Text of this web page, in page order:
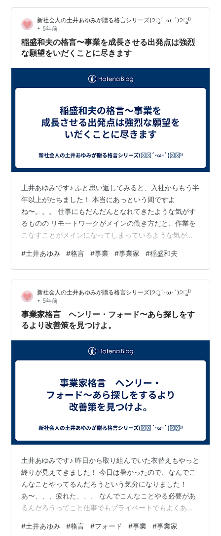
新社会人の土井あゆみが贈る格言シリーズ(੭ु´･ω･`)੭ु⁾⁾
• 5年前
稲盛和夫の格言〜事業を成長させる出発点は強烈
な願望をいだくことに尽きます
土井あゆみです♪ ふと思い返してみると、入社からもう半
年以上がたちました！ 本当にあっという間ですよ
ね〜。。。 仕事にもだんだんとなれてきたような気がす
るものの リモートワークがメインの働き方だと、作業を
こなすことがメインになってしまっているような気がし
は、事業を立ち上げている方の格言を調べることにして
います♪ 今日は、日本の多くの経営者に影響と与えている
稲盛和夫さんです！ 稲盛さんの言葉を見ていると、仕事
は想いが大切なんだとすごく学びになります。 どのよう
な仕事をしていても、「もっと良くするんだ」とか、
「絶対にうまくいかせよう」という…
#土井あゆみ #格言 #事業 #事業家 #稲盛和夫
新社会人の土井あゆみが贈る格言シリーズ(੭ु´･ω･`)੭ु⁾⁾
• 5年前
事業家格言 ヘンリー・フォード〜あら探しをす
るより改善策を見つけよ。
土井あゆみです♪ 昨日から取り組んでいた衣替えもやっと
終りが見えてきました！ 今日は暑かったので、なんでこ
んなことやってるんだろうという気分になりました！
あ〜、、、疲れた、、、 なんでこんなことやる必要があ
るんだろうってこと仕事でもプライベートでもよくあり
と怒られたことがあります。 そんな時に見つけたのが今
#土井あゆみ #格言 #フォード #事業 #事業家